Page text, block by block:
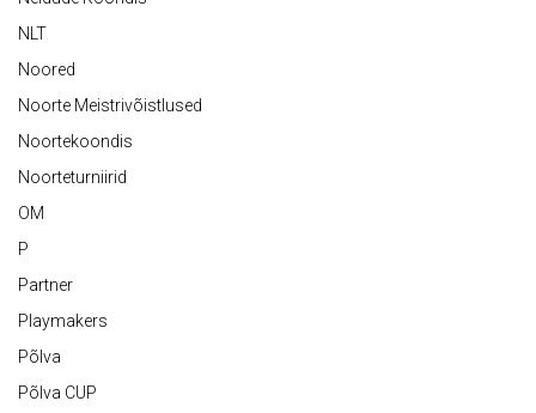
NLT
Noored
Noorte Meistrivõistlused
Noortekoondis
Noorteturniirid
OM
P
Partner
Playmakers
Põlva
Põlva CUP